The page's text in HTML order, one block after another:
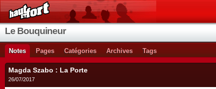
Le Bouquineur
Notes Pages Catégories Archives Tags
Magda Szabo : La Porte
26/07/2017